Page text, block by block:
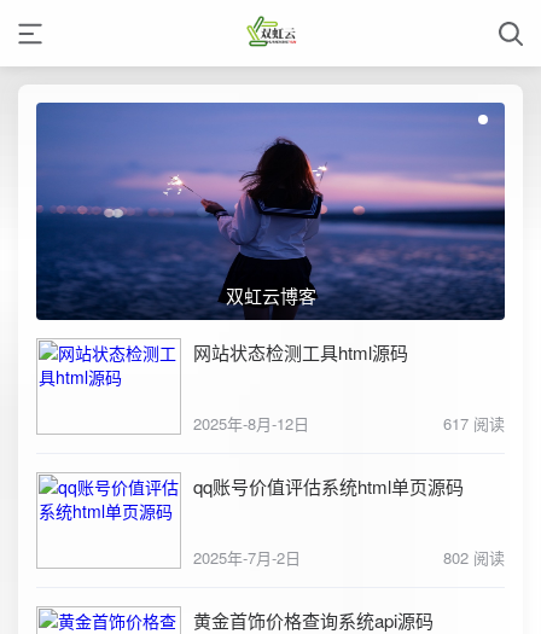
双虹云博客
网站状态检测工具html源码
2025年-8月-12日 617 阅读
qq账号价值评估系统html单页源码
2025年-7月-2日 802 阅读
黄金首饰价格查询系统api源码